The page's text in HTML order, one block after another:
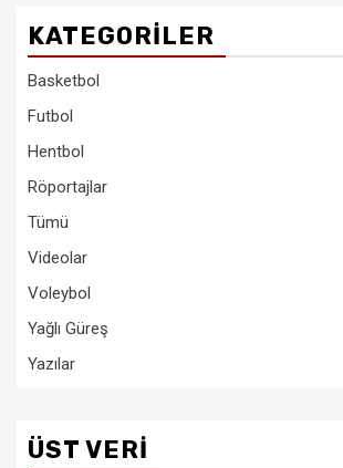
KATEGORILER
Basketbol
Futbol
Hentbol
Röportajlar
Tümü
Videolar
Voleybol
Yağlı Güreş
Yazılar
ÜST VERI